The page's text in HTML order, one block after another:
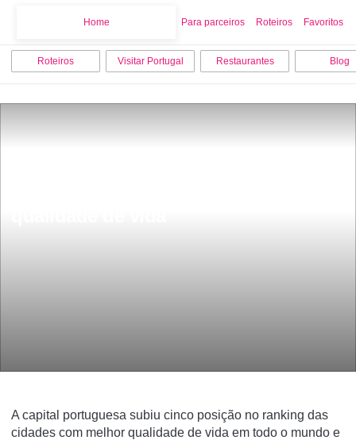
Home Para parceiros Roteiros Favoritos
Roteiros Visitar Portugal Restaurantes Blog
A capital portuguesa subiu cinco posição no ranking das
cidades com melhor qualidade de vida em todo o mundo e